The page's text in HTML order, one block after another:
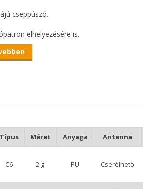
cseppúszó.
elhelyezésére is.
között alakul. Fix kivitel, az oldalán
javasolt.
Típus Méret Anyaga Antenna
C6 2 g PU Cserélhető